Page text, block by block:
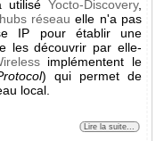
utilisé Yocto-Discovery,
hubs réseau elle n'a pas
IP pour établir une
les découvrir par elle-
implémentent le
) qui permet de
local.
Lire la suite...